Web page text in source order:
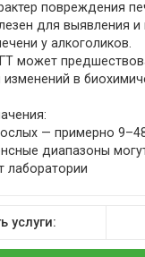
повреждения
для выявления и
у алкоголиков.
может
в
— примерно
диапазоны
лаборатории
услуги: